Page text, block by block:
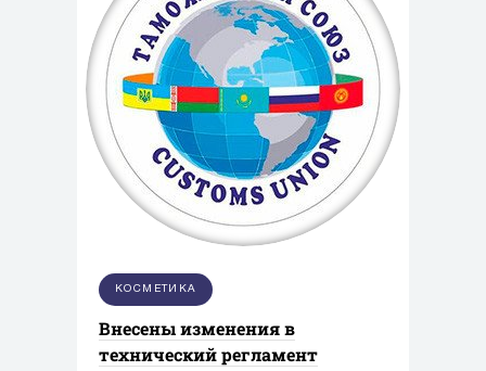
КОСМЕТИКА
Внесены изменения в
технический регламент